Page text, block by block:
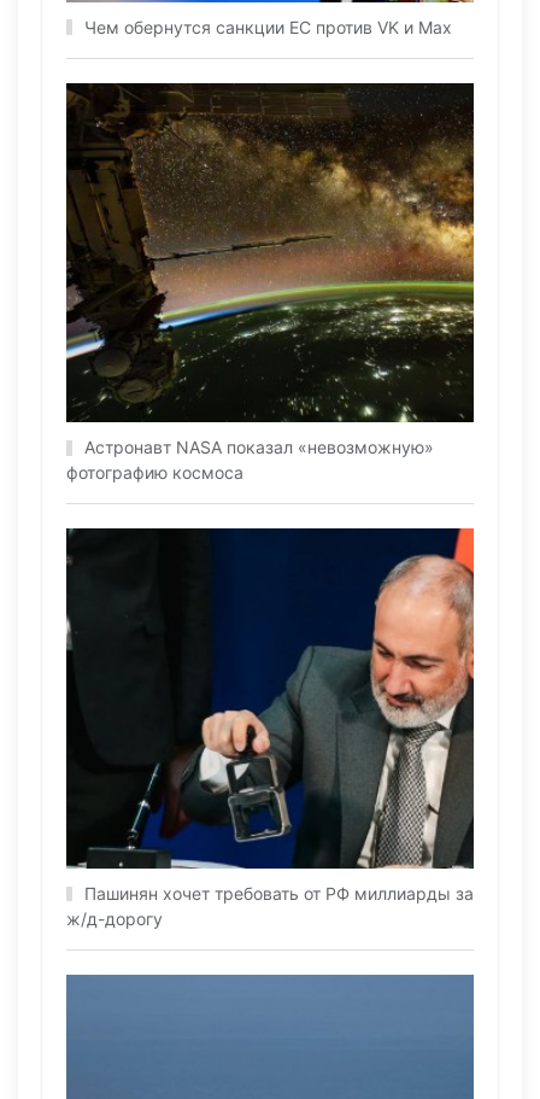
Чем обернутся санкции ЕС против VK и Max
Астронавт NASA показал «невозможную»
фотографию космоса
Пашинян хочет требовать от РФ миллиарды за
ж/д-дорогу